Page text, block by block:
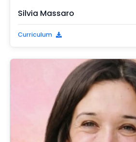
Silvia Massaro
Curriculum